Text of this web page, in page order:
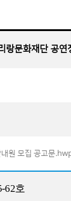
문화재단 공연
원 모집 공고문
62호